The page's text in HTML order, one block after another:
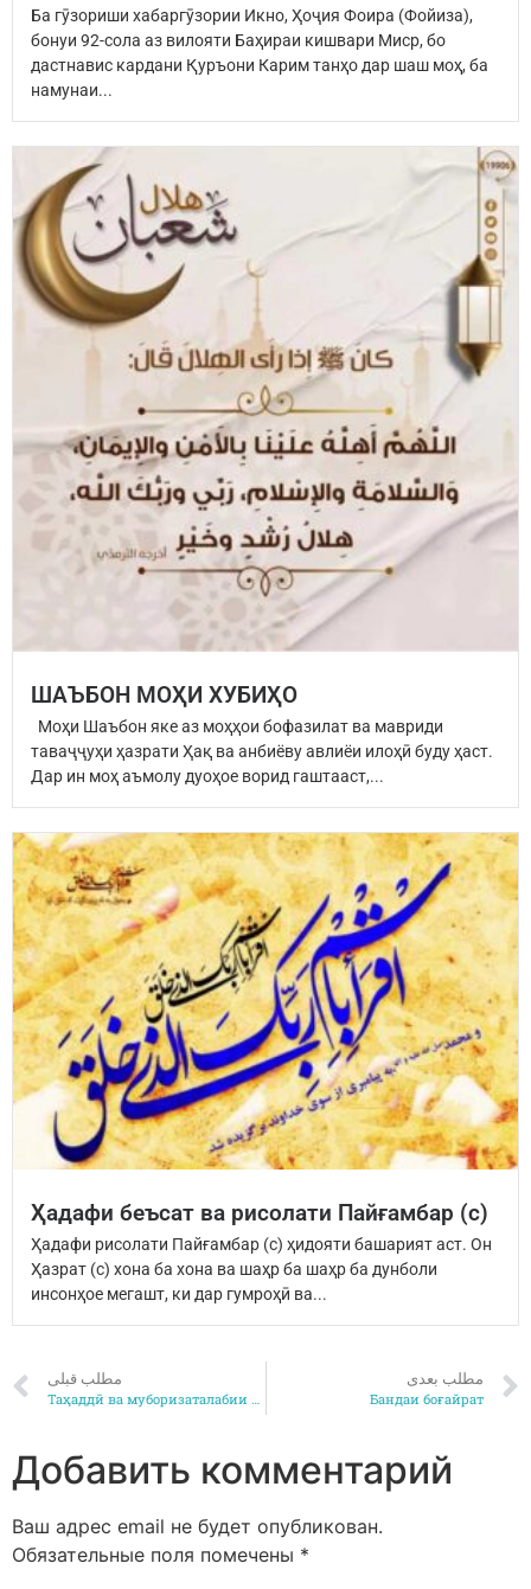
Ба гӯзориши хабаргӯзории Икно, Ҳоҷия Фоира (Фойиза),
бонуи 92-сола аз вилояти Баҳираи кишвари Миср, бо
дастнавис кардани Қуръони Карим танҳо дар шаш моҳ, ба
намунаи...
ШАЪБОН МОҲИ ХУБИҲО
Моҳи Шаъбон яке аз моҳҳои бофазилат ва мавриди
таваҷҷуҳи ҳазрати Ҳақ ва анбиёву авлиёи илоҳӣ буду ҳаст.
Дар ин моҳ аъмолу дуоҳое ворид гаштааст,...
Ҳадафи беъсат ва рисолати Пайғамбар (с)
Ҳадафи рисолати Пайғамбар (с) ҳидояти башарият аст. Он
Ҳазрат (с) хона ба хона ва шаҳр ба шаҳр ба дунболи
инсонҳое мегашт, ки дар гумроҳӣ ва...
مطلب قبلی
Таҳаддӣ ва муборизаталабии Қуръон 2
مطلب بعدی
Бандаи боғайрат
Добавить комментарий
Ваш адрес email не будет опубликован.
Обязательные поля помечены *